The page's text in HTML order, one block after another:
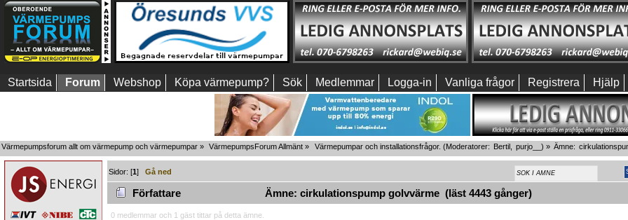
Startsida Forum Webshop Köpa värmepump? Sök Medlemmar Logga-in Vanliga frågor Registrera Hjälp
Värmepumpsforum allt om värmepump och värmepumpar » VärmepumpsForum Allmänt » Värmepumpar och installationsfrågor. (Moderatorer: Bertil, purjo__ ) » Ämne:
Sidor: [1]Gå ned
Författare Ämne: cirkulationspump golvvärme (läst 4443 gånger)
0 medlemmar och 1 gäst tittar på detta ämne.